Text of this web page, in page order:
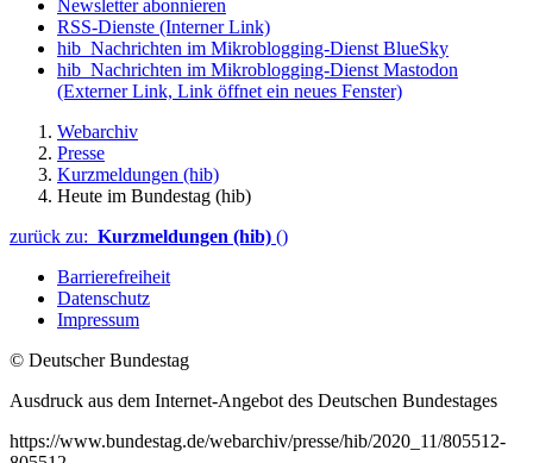
Newsletter abonnieren
RSS-Dienste (Interner Link)
hib_Nachrichten im Mikroblogging-Dienst BlueSky
hib_Nachrichten im Mikroblogging-Dienst Mastodon
(Externer Link, Link öffnet ein neues Fenster)
Webarchiv
Presse
Kurzmeldungen (hib)
Heute im Bundestag (hib)
zurück zu: Kurzmeldungen (hib) ()
Barrierefreiheit
Datenschutz
Impressum
© Deutscher Bundestag
Ausdruck aus dem Internet-Angebot des Deutschen Bundestages
https://www.bundestag.de/webarchiv/presse/hib/2020_11/805512-